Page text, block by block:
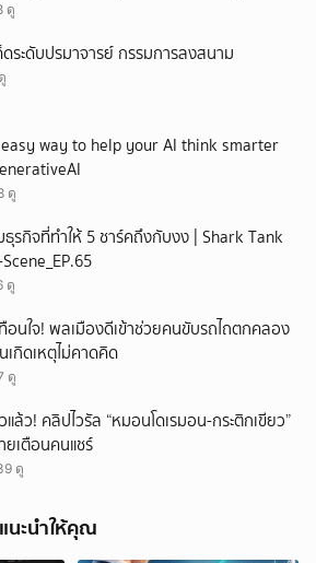
ดู
ดระดับปรมาจารย์ กรรมการลงสนาม
way to help your AI think smarter
ดู
ธุรกิจที่ทำให้ 5 ชาร์คถึงกับงง | Shark Tank
ดู
ทือนใจ! พลเมืองดีเข้าช่วยคนขับรถไถตกคลอง
เกิดเหตุไม่คาดคิด
ดู
แล้ว! คลิปไวรัล “หมอนโดเรมอน-กระติกเขียว”
ยเตือนคนแชร์
ดู
ะนำให้คุณ